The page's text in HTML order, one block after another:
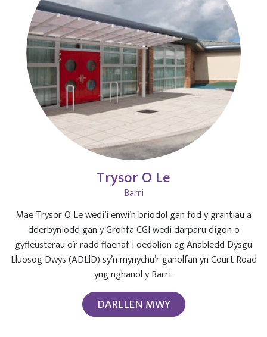
Trysor O Le
Barri
Mae Trysor O Le wedi’i enwi’n briodol gan fod y grantiau a
dderbyniodd gan y Gronfa CGI wedi darparu digon o
gyfleusterau o’r radd flaenaf i oedolion ag Anabledd Dysgu
Lluosog Dwys (ADLlD) sy’n mynychu’r ganolfan yn Court Road
yng nghanol y Barri.
DARLLEN MWY